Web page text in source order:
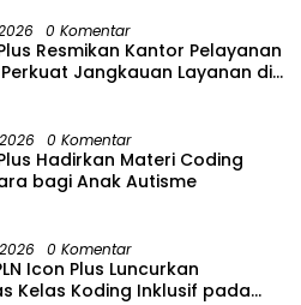
0 Komentar
Resmikan Kantor Pelayanan
Jangkauan Layanan di
0 Komentar
Hadirkan Materi Coding
bagi Anak Autisme
0 Komentar
Icon Plus Luncurkan
Kelas Koding Inklusif pada